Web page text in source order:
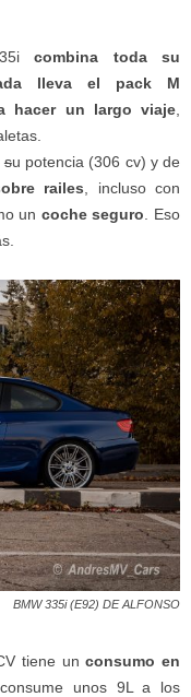
combina toda su
lleva el pack M
hacer un largo viaje
su potencia (306 cv) y de
railes , incluso con
un coche seguro . Eso
BMW 335i (E92) DE ALFONSO
tiene unconsumo en
unos 9L a los